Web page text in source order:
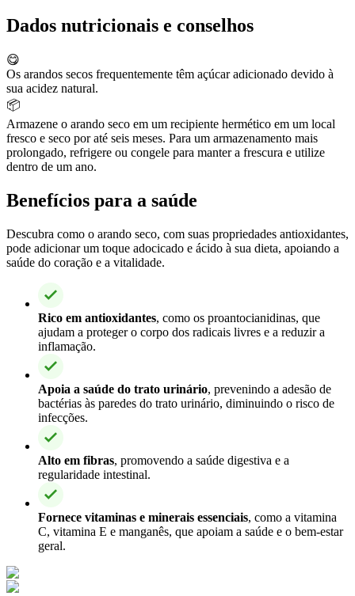
Dados nutricionais e conselhos
😋
Os arandos secos frequentemente têm açúcar adicionado devido à
sua acidez natural.
📦
Armazene o arando seco em um recipiente hermético em um local
fresco e seco por até seis meses. Para um armazenamento mais
prolongado, refrigere ou congele para manter a frescura e utilize
dentro de um ano.
Benefícios para a saúde
Descubra como o arando seco, com suas propriedades antioxidantes,
pode adicionar um toque adocicado e ácido à sua dieta, apoiando a
saúde do coração e a vitalidade.
Rico em antioxidantes, como os proantocianidinas, que
ajudam a proteger o corpo dos radicais livres e a reduzir a
inflamação.
Apoia a saúde do trato urinário, prevenindo a adesão de
bactérias às paredes do trato urinário, diminuindo o risco de
infecções.
Alto em fibras, promovendo a saúde digestiva e a
regularidade intestinal.
Fornece vitaminas e minerais essenciais, como a vitamina
C, vitamina E e manganês, que apoiam a saúde e o bem-estar
geral.